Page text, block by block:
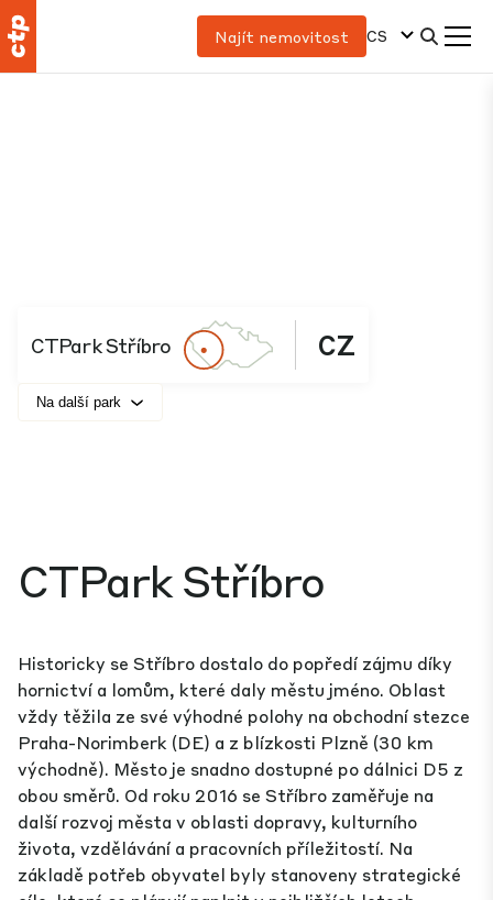
Najít nemovitost CS
CTPark Stříbro CZ
Na další park
CTPark Stříbro
Historicky se Stříbro dostalo do popředí zájmu díky
hornictví a lomům, které daly městu jméno. Oblast
vždy těžila ze své výhodné polohy na obchodní stezce
Praha-Norimberk (DE) a z blízkosti Plzně (30 km
východně). Město je snadno dostupné po dálnici D5 z
obou směrů. Od roku 2016 se Stříbro zaměřuje na
další rozvoj města v oblasti dopravy, kulturního
života, vzdělávání a pracovních příležitostí. Na
základě potřeb obyvatel byly stanoveny strategické